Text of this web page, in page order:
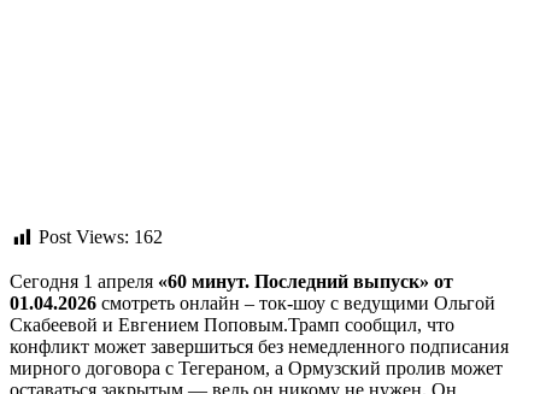
Post Views: 162
Сегодня 1 апреля «60 минут. Последний выпуск» от
01.04.2026 смотреть онлайн – ток-шоу с ведущими Ольгой
Скабеевой и Евгением Поповым.Трамп сообщил, что
конфликт может завершиться без немедленного подписания
мирного договора с Тегераном, а Ормузский пролив может
оставаться закрытым — ведь он никому не нужен. Он